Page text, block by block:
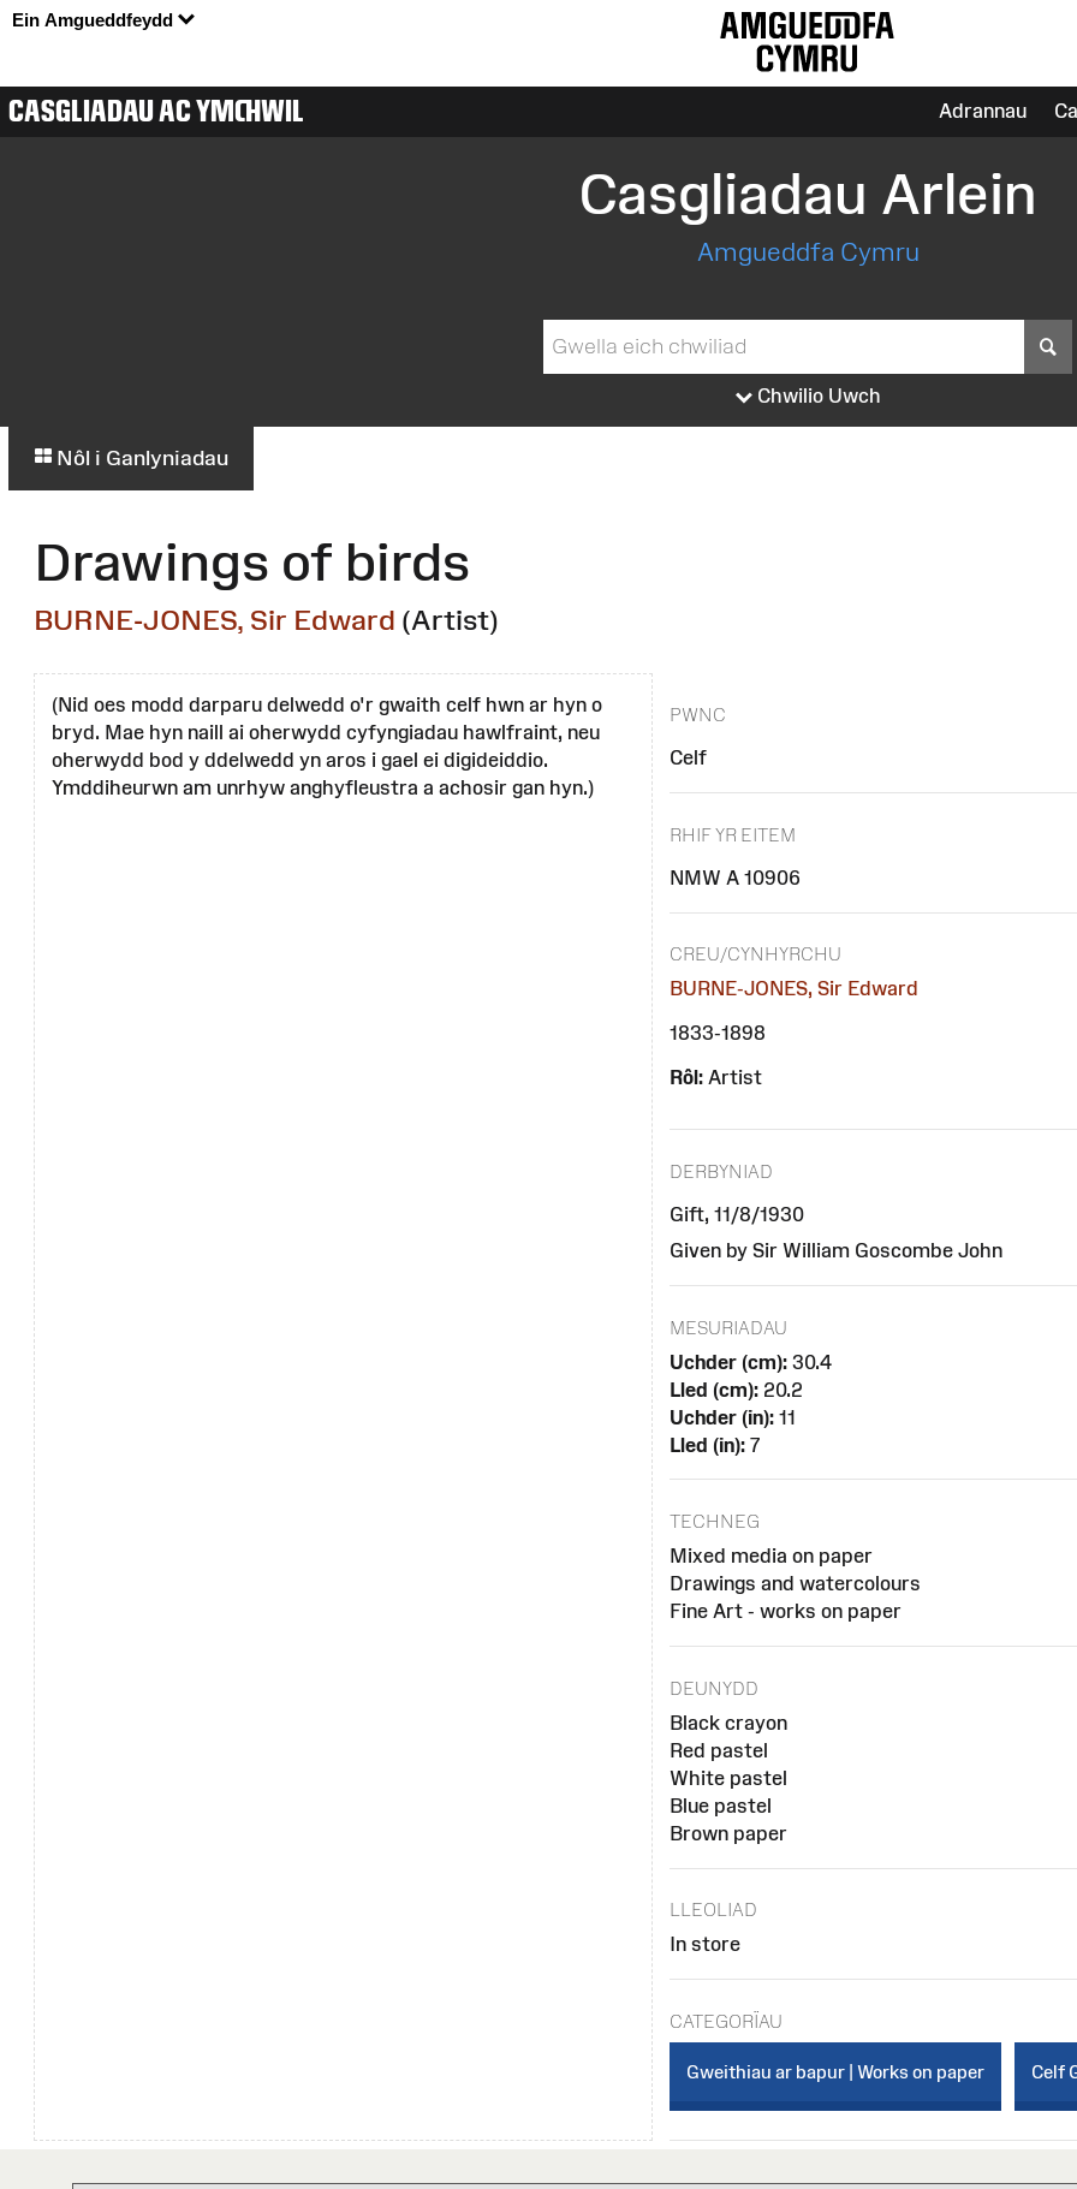
Ein Amgueddfeydd
CASGLIADAU AC YMCHWIL Adrannau
Casgliadau Arlein
Amgueddfa Cymru
Chwilio Uwch
Nôl i Ganlyniadau
Drawings of birds
BURNE-JONES, Sir Edward (Artist)
(Nid oes modd darparu delwedd o'r gwaith celf hwn ar hyn o
bryd. Mae hyn naill ai oherwydd cyfyngiadau hawlfraint, neu
oherwydd bod y ddelwedd yn aros i gael ei digideiddio.
Ymddiheurwn am unrhyw anghyfleustra a achosir gan hyn.)
PWNC
Celf
RHIF YR EITEM
NMW A 10906
CREU/CYNHYRCHU
BURNE-JONES, Sir Edward
1833-1898
Rôl: Artist
DERBYNIAD
Gift, 11/8/1930
Given by Sir William Goscombe John
MESURIADAU
Uchder (cm): 30.4
Lled (cm): 20.2
Uchder (in): 11
Lled (in): 7
TECHNEG
Mixed media on paper
Drawings and watercolours
Fine Art - works on paper
DEUNYDD
Black crayon
Red pastel
White pastel
Blue pastel
Brown paper
LLEOLIAD
In store
CATEGORÏAU
Gweithiau ar bapur | Works on paper Celf